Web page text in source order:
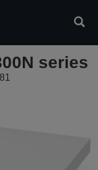
series